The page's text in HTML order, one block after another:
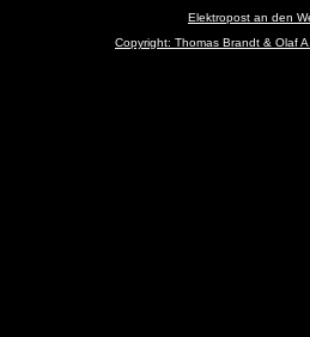
Elektropost an den
Copyright: Thomas Brandt & Olaf